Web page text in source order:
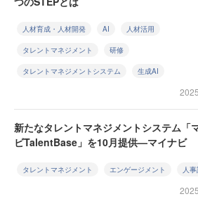
人材育成・人材開発 AI 人材活用
タレントマネジメント 研修
タレントマネジメントシステム 生成AI
新たなタレントマネジメントシステム「
ビTalentBase」を10月提供—マイナビ
タレントマネジメント エンゲージメント 人